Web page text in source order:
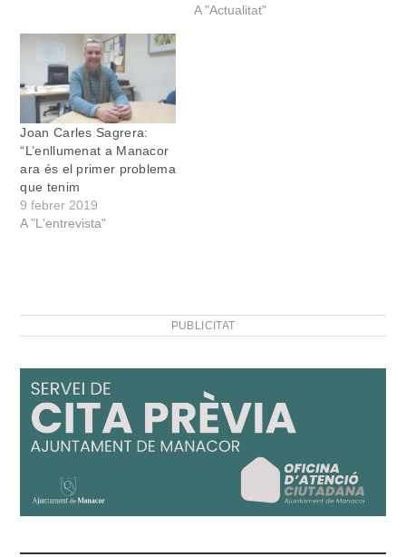
Sansó, han formalitzat
A "Actualitat"
Joan Carles Sagrera:
“L’enllumenat a Manacor
ara és el primer problema
que tenim
9 febrer 2019
A "L'entrevista"
PUBLICITAT